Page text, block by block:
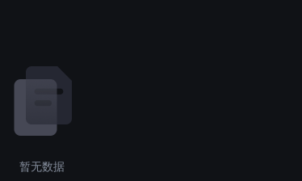
暂无数据